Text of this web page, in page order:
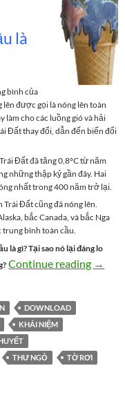
là
bình của
được gọi là nóng lên toàn
làm cho các luồng gió và hải
Đất thay đổi, dẫn đến biến đổi
Đất đã tăng 0,8°C từ năm
những thập kỷ gần đây. Hai
nhất trong 400 năm trở lại.
Đất cũng đã nóng lên.
bắc Canada, và bắc Nga
bình toàn cầu.
là gì? Tại sao nó lại đáng lo
Continue reading Hiểu
→
DOWNLOAD
KHÁI NIỆM
THƯ NGỎ TỜ RƠI